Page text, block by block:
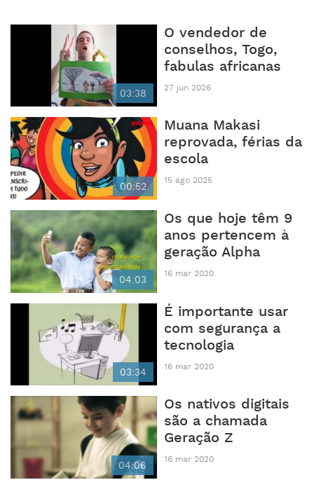
03:38
O vendedor de
conselhos, Togo,
fabulas africanas
27 jun 2026
00:52
Muana Makasi
reprovada, férias da
escola
15 ago 2025
04:03
Os que hoje têm 9
anos pertencem à
geração Alpha
16 mar 2020
03:34
É importante usar
com segurança a
tecnologia
16 mar 2020
04:06
Os nativos digitais
são a chamada
Geração Z
16 mar 2020